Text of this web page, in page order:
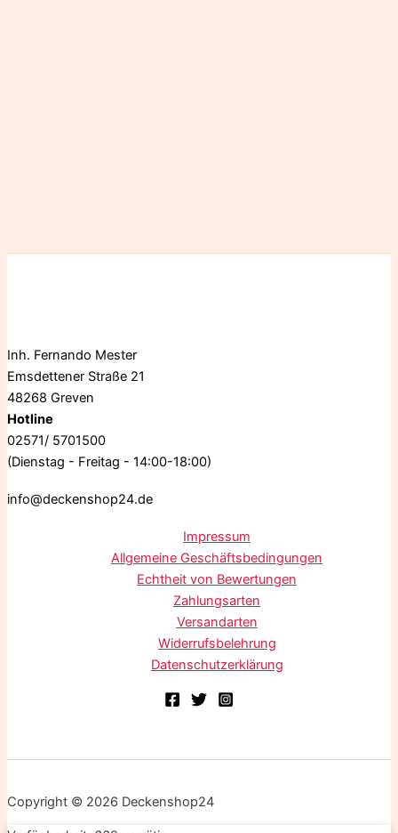
Inh. Fernando Mester
Emsdettener Straße 21
48268 Greven
Hotline
02571/ 5701500
(Dienstag - Freitag - 14:00-18:00)
info@deckenshop24.de
Impressum
Allgemeine Geschäftsbedingungen
Echtheit von Bewertungen
Zahlungsarten
Versandarten
Widerrufsbelehrung
Datenschutzerklärung
Copyright © 2026 Deckenshop24